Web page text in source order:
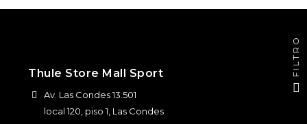
Thule Store Mall Sport
Av. Las Condes 13.501
local 120, piso 1, Las Condes
FILTRO